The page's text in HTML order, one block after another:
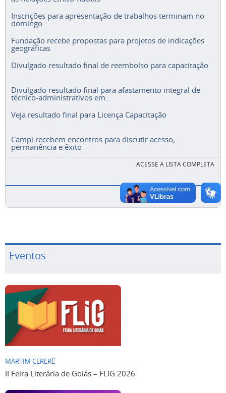
Inscrições para apresentação de trabalhos terminam no
domingo
Fundação recebe propostas para projetos de indicações
geográficas
Divulgado resultado final de reembolso para capacitação
Divulgado resultado final para afastamento integral de
técnico-administrativos em...
Veja resultado final para Licença Capacitação
Campi recebem encontros para discutir acesso,
permanência e êxito
ACESSE A LISTA COMPLETA
Eventos
MARTIM CERERÊ
II Feira Literária de Goiás – FLIG 2026